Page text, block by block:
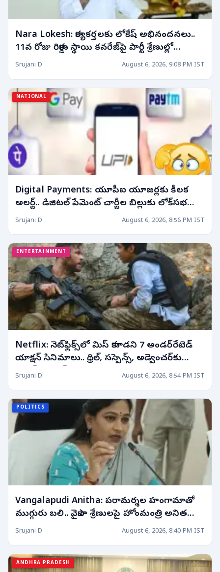
Nara Lokesh: కార్యకర్తలకు లోకేష్ అభినందనలు..
11వ రోజు రికార్డు స్థాయి కవరేజ్‌పై పార్టీ శ్రేణుల్లో
ఉత్సాహం!
Srujani D August 6, 2026, 9:08 PM IST
NATIONAL
Digital Payments: యూపీఐ యూజర్లకు కీలక
అలర్ట్.. డిజిటల్ పేమెంట్ చార్జీల బిల్లుకు లోక్‌సభ
ఆమోదం! వినియోగదారుల్లో పెరిగిన ఉత్కంఠ!
Srujani D August 6, 2026, 8:56 PM IST
ENTERTAINMENT
Netflix: నెట్‌ఫ్లిక్స్‌లో మిస్ కాకూడని 7 అండర్‌రేటెడ్
యాక్షన్ సినిమాలు.. థ్రిల్, సస్పెన్స్, అడ్వెంచర్‌కు
పర్ఫెక్ట్ ఛాయిస్!
Srujani D August 6, 2026, 8:54 PM IST
POLITICS
Vangalapudi Anitha: పరామర్శల హంగామాతో
ముగ్గురు బలి.. వైకాపా శ్రేణులపై హోంమంత్రి అనిత
ఆగ్రహం!
Srujani D August 6, 2026, 8:40 PM IST
ANDHRA PRADESH